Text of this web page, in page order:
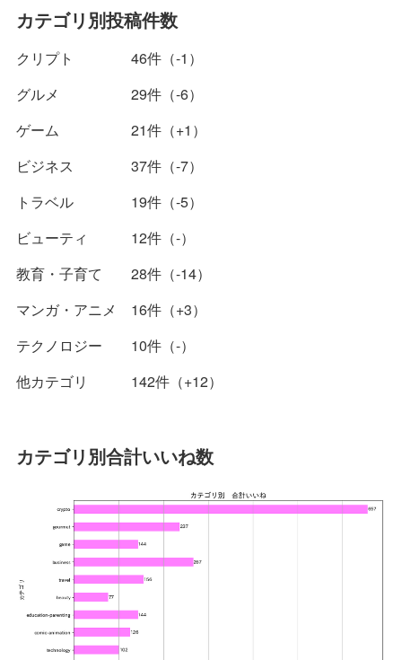
カテゴリ別投稿件数
クリプト 46件（-1）
グルメ 29件（-6）
ゲーム 21件（+1）
ビジネス 37件（-7）
トラベル 19件（-5）
ビューティ 12件（-）
教育・子育て 28件（-14）
マンガ・アニメ 16件（+3）
テクノロジー 10件（-）
他カテゴリ 142件（+12）
カテゴリ別合計いいね数